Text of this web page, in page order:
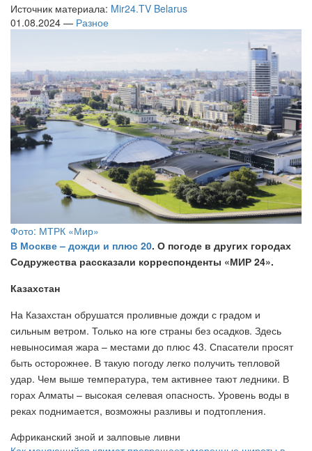
Источник материала: Mir24.TV Belarus
01.08.2024 — Разное
Фото: МТРК «Мир»
В Москве – дожди и плюс 20. О погоде в других городах
Содружества рассказали корреспонденты «МИР 24».
Казахстан
На Казахстан обрушатся проливные дожди с градом и
сильным ветром. Только на юге страны без осадков. Здесь
невыносимая жара – местами до плюс 43. Спасатели просят
быть осторожнее. В такую погоду легко получить тепловой
удар. Чем выше температура, тем активнее тают ледники. В
горах Алматы – высокая селевая опасность. Уровень воды в
реках поднимается, возможны разливы и подтопления.
Африканский зной и залповые ливни